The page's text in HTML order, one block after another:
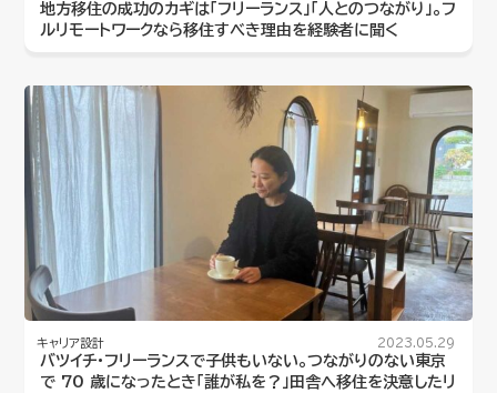
地方移住の成功のカギは「フリーランス」「人とのつながり」。フ
ルリモートワークなら移住すべき理由を経験者に聞く
キャリア設計 2023.05.29
バツイチ・フリーランスで子供もいない。つながりのない東京
で 70 歳になったとき「誰が私を？」田舎へ移住を決意したリ